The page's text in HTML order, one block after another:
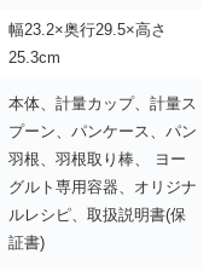
幅23.2×奥行29.5×高さ
25.3cm
本体、計量カップ、計量ス
プーン、パンケース、パン
羽根、羽根取り棒、 ヨー
グルト専用容器、オリジナ
ルレシピ、取扱説明書(保
証書)